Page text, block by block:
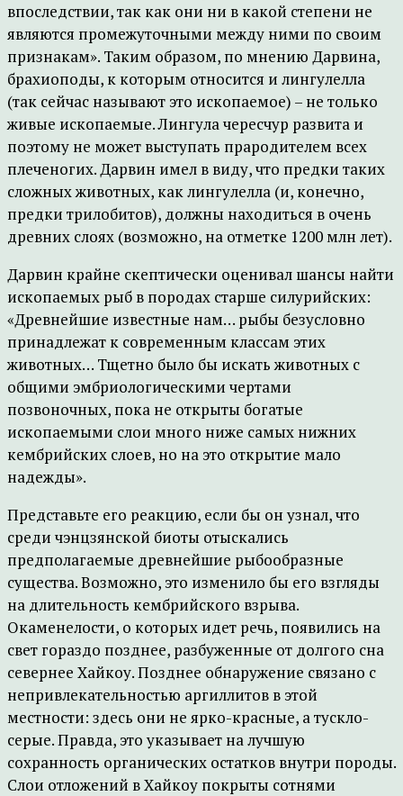
впоследствии, так как они ни в какой степени не
являются промежуточными между ними по своим
признакам». Таким образом, по мнению Дарвина,
брахиоподы, к которым относится и лингулелла
(так сейчас называют это ископаемое) – не только
живые ископаемые. Лингула чересчур развита и
поэтому не может выступать прародителем всех
плеченогих. Дарвин имел в виду, что предки таких
сложных животных, как лингулелла (и, конечно,
предки трилобитов), должны находиться в очень
древних слоях (возможно, на отметке 1200 млн лет).
Дарвин крайне скептически оценивал шансы найти
ископаемых рыб в породах старше силурийских:
«Древнейшие известные нам… рыбы безусловно
принадлежат к современным классам этих
животных… Тщетно было бы искать животных с
общими эмбриологическими чертами
позвоночных, пока не открыты богатые
ископаемыми слои много ниже самых нижних
кембрийских слоев, но на это открытие мало
надежды».
Представьте его реакцию, если бы он узнал, что
среди чэнцзянской биоты отыскались
предполагаемые древнейшие рыбообразные
существа. Возможно, это изменило бы его взгляды
на длительность кембрийского взрыва.
Окаменелости, о которых идет речь, появились на
свет гораздо позднее, разбуженные от долгого сна
севернее Хайкоу. Позднее обнаружение связано с
непривлекательностью аргиллитов в этой
местности: здесь они не ярко-красные, а тускло-
серые. Правда, это указывает на лучшую
сохранность органических остатков внутри породы.
Слои отложений в Хайкоу покрыты сотнями